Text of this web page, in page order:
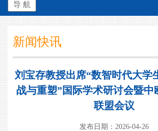
导 航
新闻快讯
刘宝存教授出席“数智时代大学
战与重塑”国际学术研讨会暨中
联盟会议
发布日期：2026-04-26